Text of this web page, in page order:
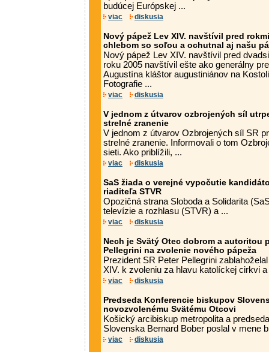
budúcej Európskej ...
viac diskusia
Nový pápež Lev XIV. navštívil pred
chlebom so soľou a ochutnal aj našu
Nový pápež Lev XIV. navštívil pred
roku 2005 navštívil ešte ako generálny
Augustína kláštor augustiniánov na
Fotografie ...
viac diskusia
V jednom z útvarov ozbrojených síl
strelné zranenie
V jednom z útvarov Ozbrojených síl SR
strelné zranenie. Informovali o tom
sieti. Ako priblížili, ...
viac diskusia
SaS žiada o verejné vypočutie
riaditeľa STVR
Opozičná strana Sloboda a Solidarita
televízie a rozhlasu (STVR) a ...
viac diskusia
Nech je Svätý Otec dobrom a autoritou
Pellegrini na zvolenie nového pápeža
Prezident SR Peter Pellegrini
XIV. k zvoleniu za hlavu katolíckej cirkvi
viac diskusia
Predseda Konferencie biskupov
novozvolenému Svätému Otcovi
Košický arcibiskup metropolita a
Slovenska Bernard Bober poslal v mene
viac diskusia